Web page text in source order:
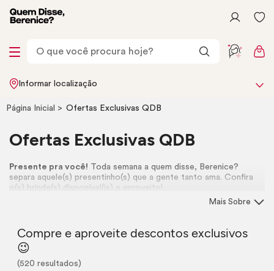
Informar localização
Página Inicial Ofertas Exclusivas QDB
Ofertas Exclusivas QDB
Presente pra você! Toda semana a quem disse, Berenice?
separa aquele(s) presentinho(s) que a gente tanto ama. Confira
o(s) brinde(s) disponível(is) e aproveite!
Mais Sobre
Compre e aproveite descontos exclusivos
😉
(520 resultados)